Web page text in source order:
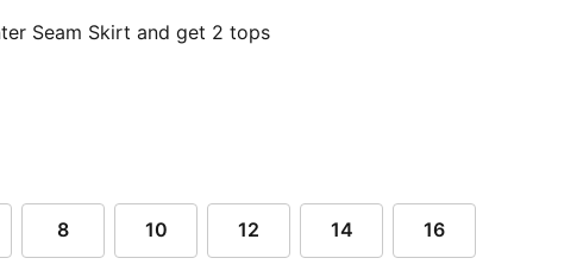
Seam Skirt and get 2 tops
8 10 12 14 16